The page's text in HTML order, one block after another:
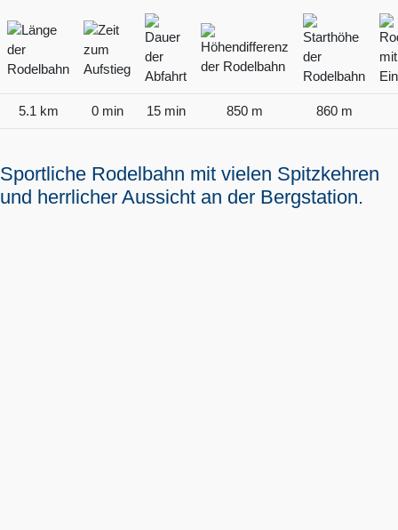
5.1 km 0 min 15 min 850 m 860 m
Sportliche Rodelbahn mit vielen Spitzkehren
und herrlicher Aussicht an der Bergstation.